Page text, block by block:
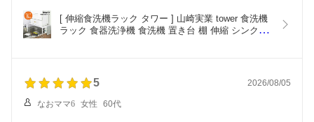
った時に使ってた水切りカゴを収納もできますし、安くはな
いですが購入してよかったです。ただ、天板のネジ穴じゃな
い部分の正面に穴が空いてて目立つのでそれだけは残念で
[ 伸縮食洗機ラック タワー ] 山崎実業 tower 食洗機
ラック 食器洗浄機 食洗機 置き台 棚 伸縮 シンク上
倍
5 2026/08/05
なおママ6 女性 60代